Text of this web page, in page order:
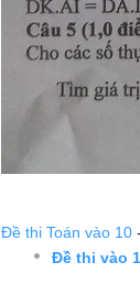
Đề thi Toán vào 10
Đề thi vào